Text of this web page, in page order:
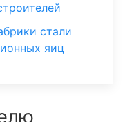
стали
яиц